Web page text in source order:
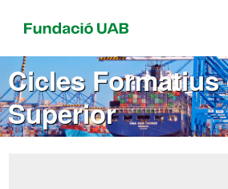
Cicles Formatius
Superior